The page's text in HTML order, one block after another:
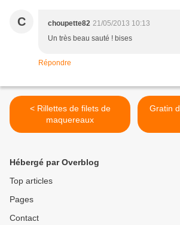
C choupette82 21/05/2013 10:13
Un très beau sauté ! bises
Répondre
< Rillettes de filets de
maquereaux
Gratin
Hébergé par Overblog
Top articles
Pages
Contact